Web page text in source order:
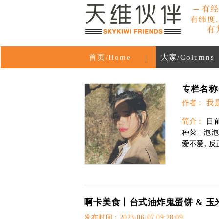
首页/Home | 大家/Columns
专栏名
作者： 我
简介：
目
种菜 | 泡
爱不爱, 反
啊卡美食丨台式油炸鬼蛋饼 & 玉
发布时间：2023-06-07 09:28:09